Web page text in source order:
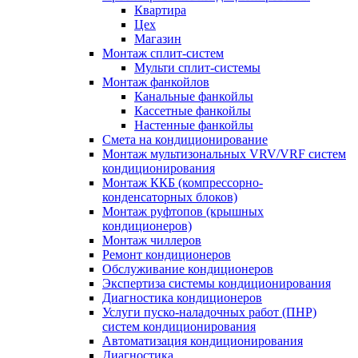
Квартира
Цех
Магазин
Монтаж сплит-систем
Мульти сплит-системы
Монтаж фанкойлов
Канальные фанкойлы
Кассетные фанкойлы
Настенные фанкойлы
Смета на кондиционирование
Монтаж мультизональных VRV/VRF систем
кондиционирования
Монтаж ККБ (компрессорно-
конденсаторных блоков)
Монтаж руфтопов (крышных
кондиционеров)
Монтаж чиллеров
Ремонт кондиционеров
Обслуживание кондиционеров
Экспертиза системы кондиционирования
Диагностика кондиционеров
Услуги пуско-наладочных работ (ПНР)
систем кондиционирования
Автоматизация кондиционирования
Диагностика